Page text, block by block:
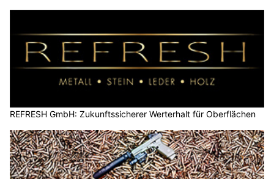
REFRESH GmbH: Zukunftssicherer Werterhalt für Oberflächen